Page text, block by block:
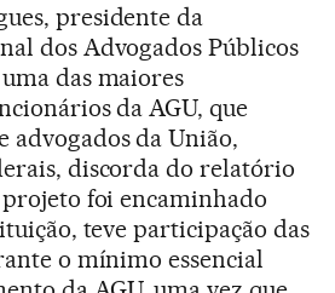
presidente da
dos Advogados Públicos
das maiores
da AGU, que
advogados da União,
discorda do relatório
projeto foi encaminhado
teve participação das
o mínimo essencial